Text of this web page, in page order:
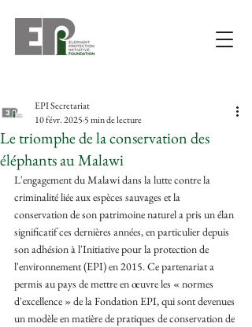
Le triomphe de la conservation des
éléphants au Malawi
EPI Secretariat
10 févr. 2025 5 min de lecture
L'engagement du Malawi dans la lutte contre la
criminalité liée aux espèces sauvages et la
conservation de son patrimoine naturel a pris un élan
significatif ces dernières années, en particulier depuis
son adhésion à l'Initiative pour la protection de
l'environnement (EPI) en 2015. Ce partenariat a
permis au pays de mettre en œuvre les « normes
d'excellence » de la Fondation EPI, qui sont devenues
un modèle en matière de pratiques de conservation de